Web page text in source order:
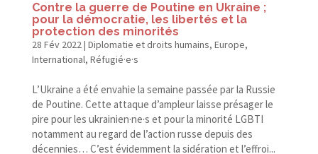
Contre la guerre de Poutine en Ukraine ;
pour la démocratie, les libertés et la
protection des minorités
28 Fév 2022| Diplomatie et droits humains, Europe,
International, Réfugié·e·s
L’Ukraine a été envahie la semaine passée par la Russie
de Poutine. Cette attaque d’ampleur laisse présager le
pire pour les ukrainien·ne·s et pour la minorité LGBTI
notamment au regard de l’action russe depuis des
décennies… C’est évidemment la sidération et l’effroi...